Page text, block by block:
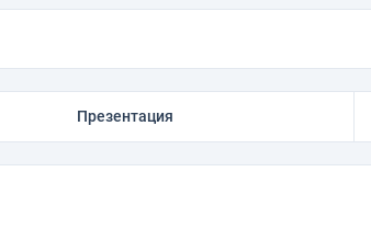
Презентация